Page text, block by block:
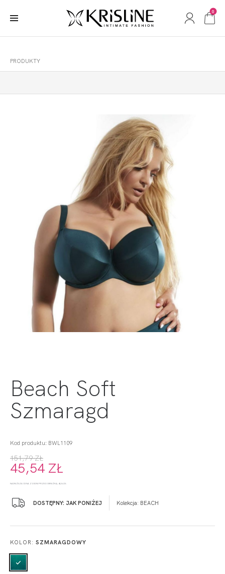
0
PRODUKTY
Beach Soft
Szmaragd
Kod produktu: BWL1109
151,79 ZŁ
45,54 ZŁ
NAJNIŻSZA CENA Z 30 DNI PRZED OBNIŻKĄ: 45,54 ZŁ
DOSTĘPNY: JAK PONIŻEJ Kolekcja: BEACH
KOLOR: SZMARAGDOWY